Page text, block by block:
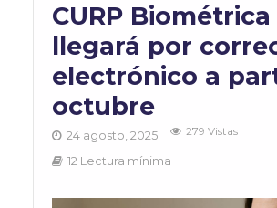
CURP Biométrica
llegará por
electrónico a
octubre
24 agosto, 2025 279 Vistas
12 Lectura mínima